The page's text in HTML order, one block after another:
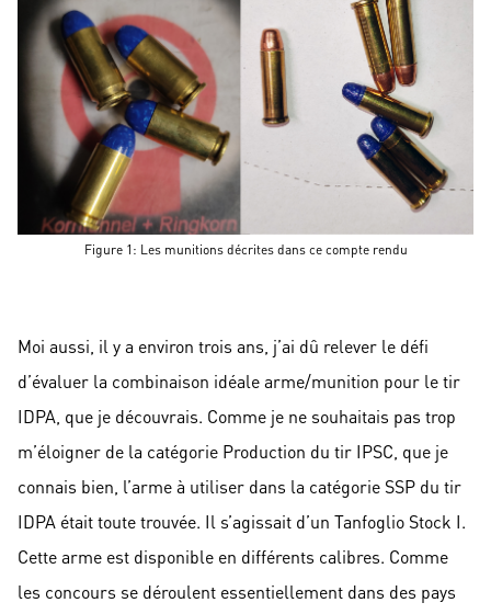
Figure 1: Les munitions décrites dans ce compte rendu
Moi aussi, il y a environ trois ans, j’ai dû relever le défi
d’évaluer la combinaison idéale arme/munition pour le tir
IDPA, que je découvrais. Comme je ne souhaitais pas trop
m’éloigner de la catégorie Production du tir IPSC, que je
connais bien, l’arme à utiliser dans la catégorie SSP du tir
IDPA était toute trouvée. Il s’agissait d’un Tanfoglio Stock I.
Cette arme est disponible en différents calibres. Comme
les concours se déroulent essentiellement dans des pays